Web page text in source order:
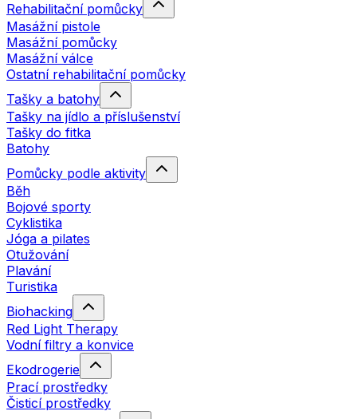
Rehabilitační pomůcky
Masážní pistole
Masážní pomůcky
Masážní válce
Ostatní rehabilitační pomůcky
Tašky a batohy
Tašky na jídlo a příslušenství
Tašky do fitka
Batohy
Pomůcky podle aktivity
Běh
Bojové sporty
Cyklistika
Jóga a pilates
Otužování
Plavání
Turistika
Biohacking
Red Light Therapy
Vodní filtry a konvice
Ekodrogerie
Prací prostředky
Čisticí prostředky